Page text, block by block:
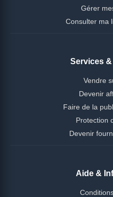
Gérer
Consulter ma
Services
Vendre
Devenir
Faire de la
Protection
Devenir
Aide &